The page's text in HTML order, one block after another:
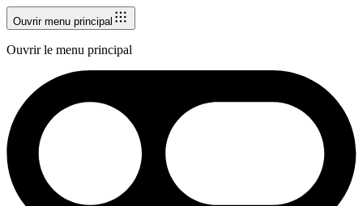
Ouvrir menu principal
Ouvrir le menu principal